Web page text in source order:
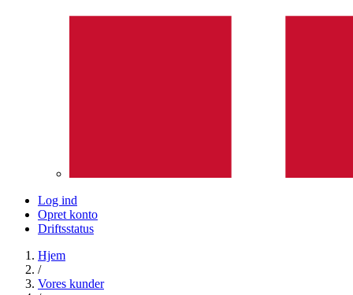
Log ind
Opret konto
Driftsstatus
Hjem
/
Vores kunder